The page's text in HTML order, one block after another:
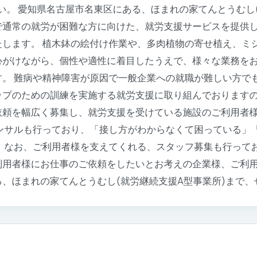
。 愛知県名古屋市名東区にある、ほまれの家てんとうむ
常の就労が困難な方に向けた、就労支援サービスを提供
ます。 植木鉢の絵付け作業や、多肉植物の寄せ植え、
けながら、個性や適性に着目したうえで、様々な業務を
難病や精神障害が原因で一般企業への就職が難しい方で
のための訓練を実施する就労支援に取り組んでおります
を幅広く募集し、就労支援を受けている施設のご利用者
ルも行っており、「接し方がわからなくて困っている」
お、ご利用者様を支えてくれる、スタッフ募集も行って
者様にお仕事のご依頼をしたいとお考えの企業様、ご利
ほまれの家てんとうむし(就労継続支援A型事業所)まで、